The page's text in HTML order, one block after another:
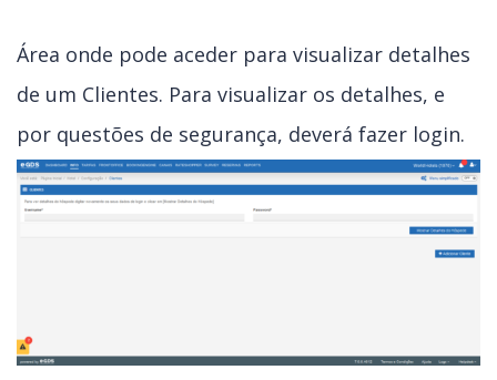
Área onde pode aceder para visualizar detalhes
de um Clientes. Para visualizar os detalhes, e
por questões de segurança, deverá fazer login.